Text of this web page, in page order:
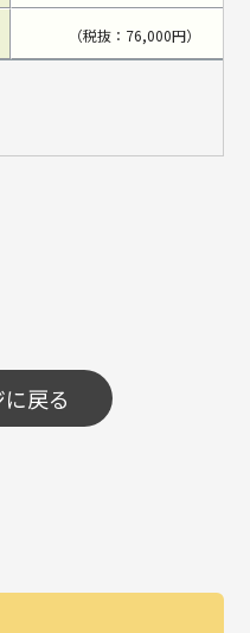
（税抜：76,000円）
戻る